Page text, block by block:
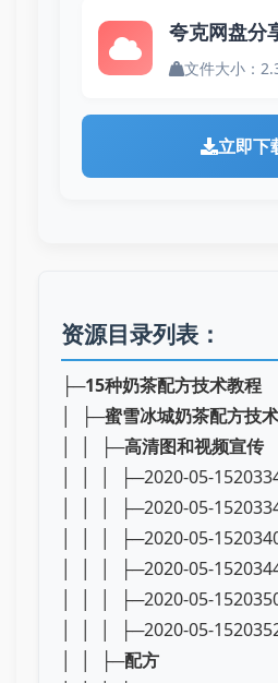
夸克网盘分
文件大小：
立即下
资源目录列表：
├─15种奶茶配方技术教程
│ ├─蜜雪冰城奶茶配方技术
│ │ ├─高清图和视频宣传
│ │ │ ├─2020-05-
│ │ │ ├─2020-05-
│ │ │ ├─2020-05-
│ │ │ ├─2020-05-
│ │ │ ├─2020-05-
│ │ │ ├─2020-05-
│ │ ├─配方